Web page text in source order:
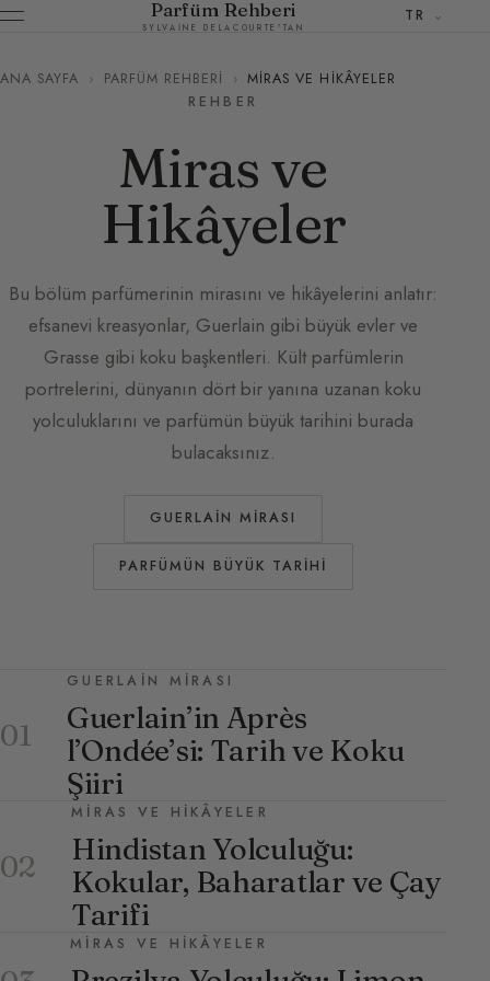
Parfüm Rehberi
SYLVAINE DELACOURTE'TAN
TR
ANA SAYFA › PARFÜM REHBERI › MIRAS VE HIKÂYELER
REHBER
Miras ve
Hikâyeler
Bu bölüm parfümerinin mirasını ve hikâyelerini anlatır:
efsanevi kreasyonlar, Guerlain gibi büyük evler ve
Grasse gibi koku başkentleri. Kült parfümlerin
portrelerini, dünyanın dört bir yanına uzanan koku
yolculuklarını ve parfümün büyük tarihini burada
bulacaksınız.
GUERLAIN MIRASI
PARFÜMÜN BÜYÜK TARIHI
01
GUERLAIN MIRASI
Guerlain’in Après
l’Ondée’si: Tarih ve Koku
Şiiri
02
MIRAS VE HIKÂYELER
Hindistan Yolculuğu:
Kokular, Baharatlar ve Çay
Tarifi
MIRAS VE HIKÂYELER